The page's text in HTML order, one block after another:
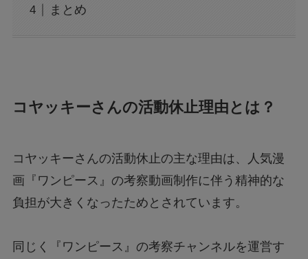
と対処法は？
【Switch2】抽選結果が表示されない？原因と
対策は？
まとめ
コヤッキーさんの活動休止理由とは？
コヤッキーさんの活動休止の主な理由は、人気漫
画『ワンピース』の考察動画制作に伴う精神的な
負担が大きくなったためとされています。
同じく『ワンピース』の考察チャンネルを運営す